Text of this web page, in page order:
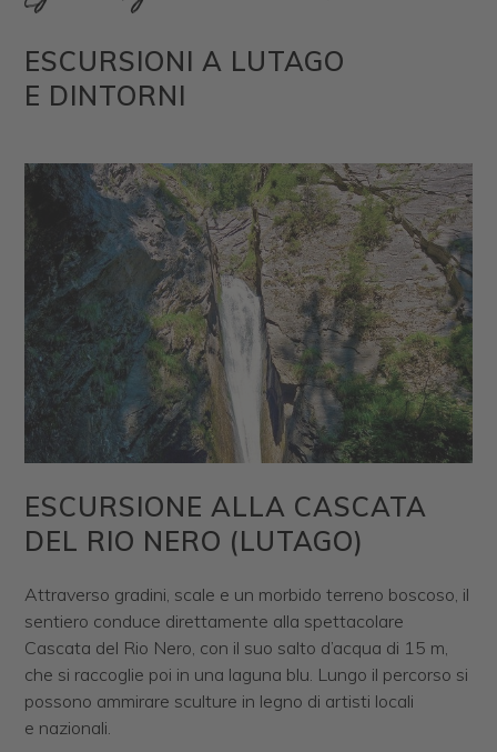
ESCURSIONI A LUTAGO
E DINTORNI
ESCURSIONE ALLA CASCATA
DEL RIO NERO (LUTAGO)
Attraverso gradini, scale e un morbido terreno boscoso, il
sentiero conduce direttamente alla spettacolare
Cascata del Rio Nero, con il suo salto d’acqua di 15 m,
che si raccoglie poi in una laguna blu. Lungo il percorso si
possono ammirare sculture in legno di artisti locali
e nazionali.